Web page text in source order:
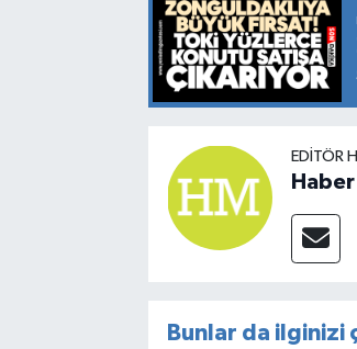
EDITÖR
Bunlar da ilginizi